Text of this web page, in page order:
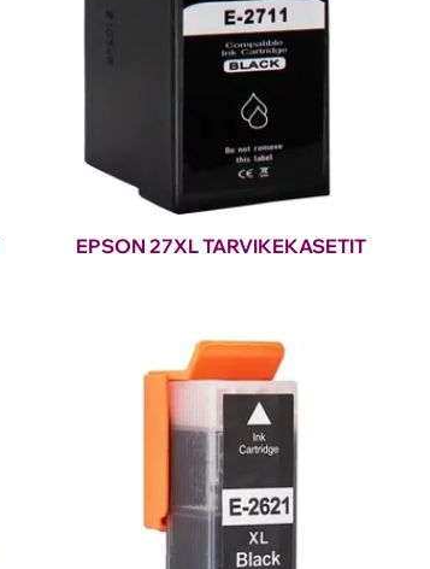
EPSON 27XL TARVIKEKASETIT